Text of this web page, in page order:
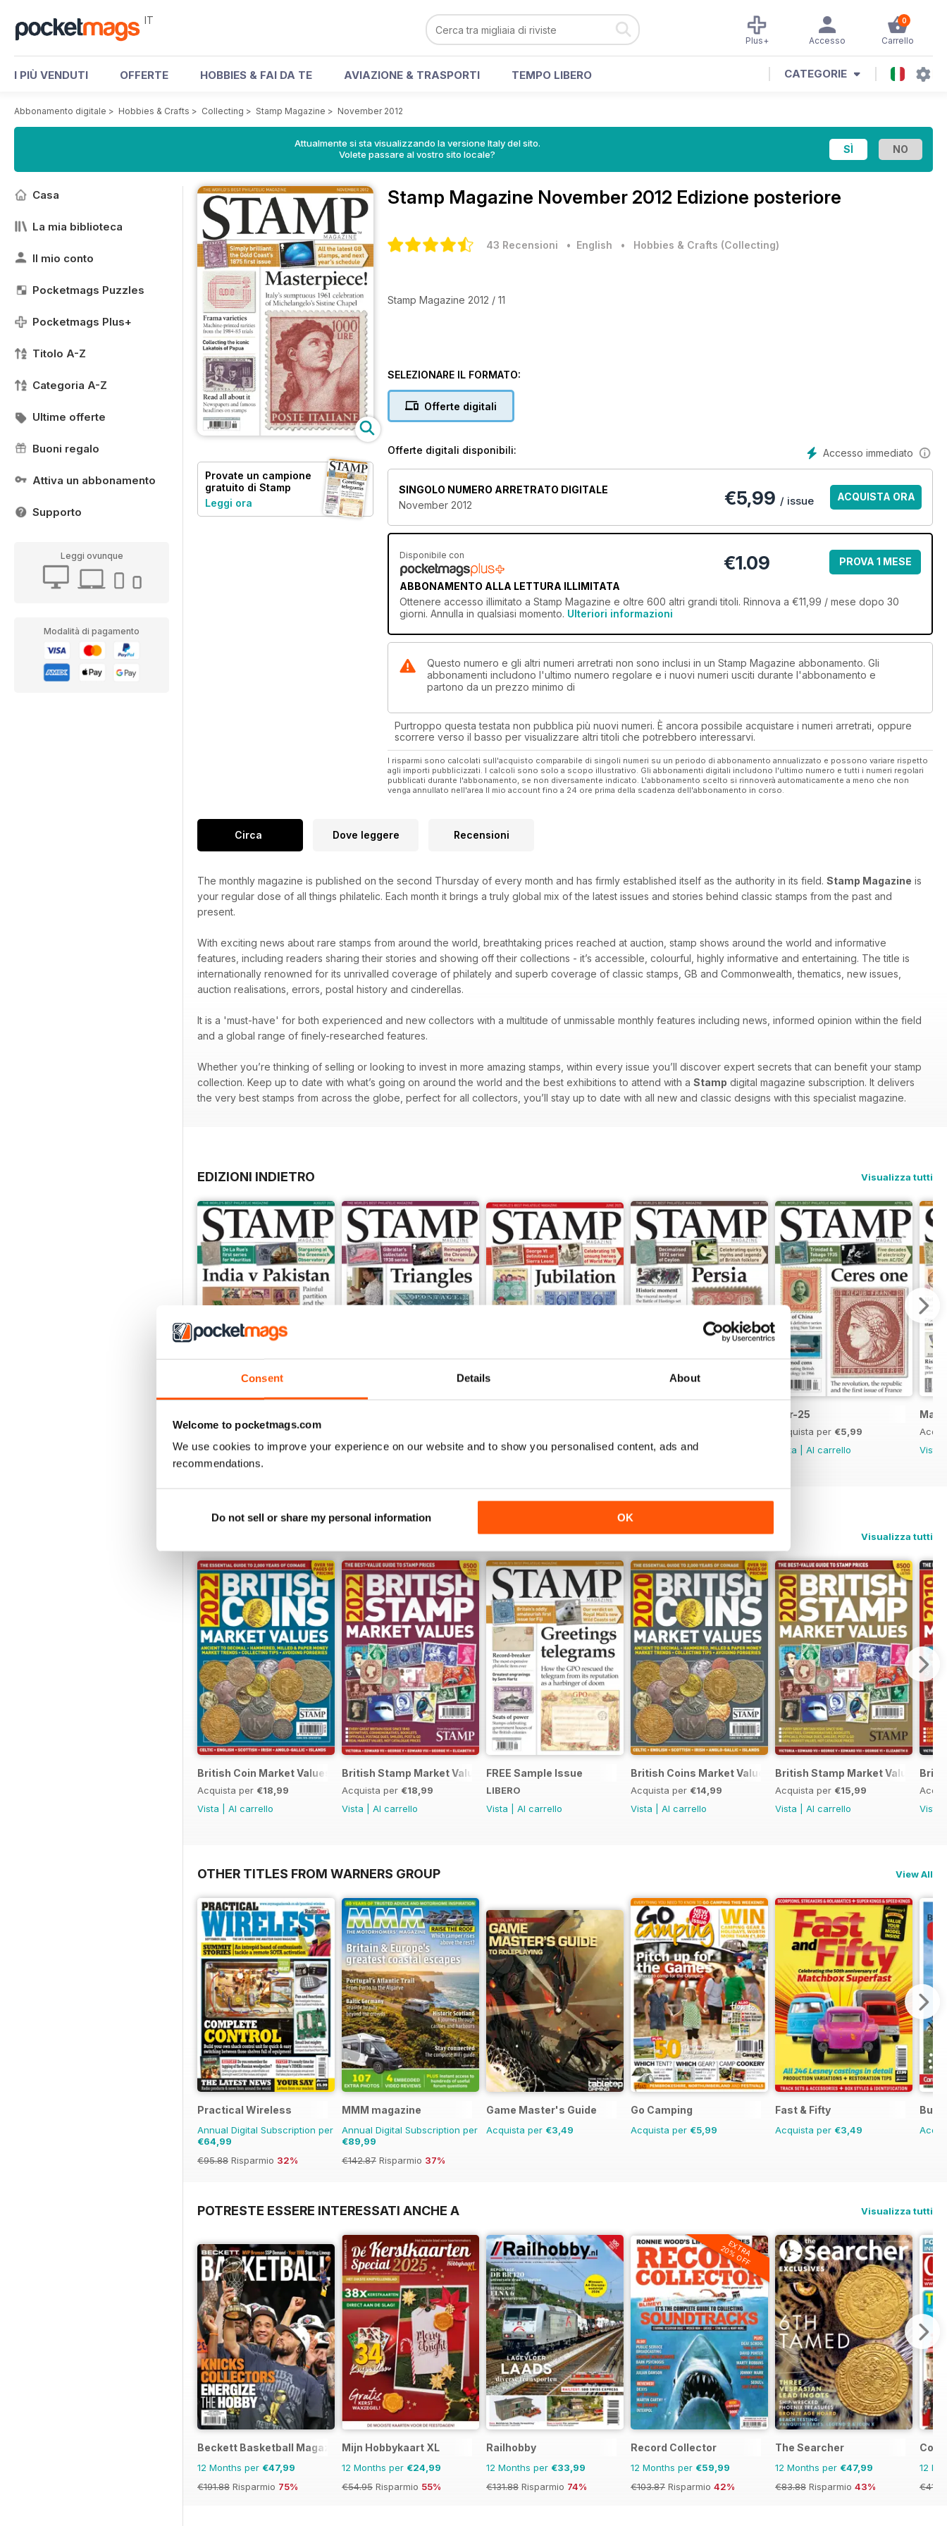
Consent Details About
Welcome to pocketmags.com
We use cookies to improve your experience on our website and to show you personalised content, ads and
recommendations.
Do not sell or share my personal information OK
IT 0
Carrello
Accesso
Plus+
I PIÙ VENDUTI OFFERTE HOBBIES & FAI DA TE AVIAZIONE & TRASPORTI TEMPO LIBERO CATEGORIE
Abbonamento digitale > Hobbies & Crafts > Collecting > Stamp Magazine > November 2012
Attualmente si sta visualizzando la versione Italy del sito.
Volete passare al vostro sito locale?
Casa
La mia biblioteca
Il mio conto
Pocketmags Puzzles
Pocketmags Plus+
Titolo A-Z
Categoria A-Z
Ultime offerte
Buoni regalo
Attiva un abbonamento
Supporto
Leggi ovunque
Modalità di pagamento
Provate un campione
gratuito di Stamp
Magazine
Leggi ora
Stamp Magazine November 2012 Edizione posteriore
43 Recensioni • English • Hobbies & Crafts (Collecting)
Stamp Magazine 2012 / 11
SELEZIONARE IL FORMATO:
Offerte digitali
Accesso immediato
Offerte digitali disponibili:
SINGOLO NUMERO ARRETRATO DIGITALE
November 2012
€5,99 / issue ACQUISTA ORA
Disponibile con
ABBONAMENTO ALLA LETTURA ILLIMITATA
€1.09 PROVA 1 MESE
Ottenere accesso illimitato a Stamp Magazine e oltre 600 altri grandi titoli. Rinnova a €11,99 / mese dopo 30
giorni. Annulla in qualsiasi momento. Ulteriori informazioni
Questo numero e gli altri numeri arretrati non sono inclusi in un Stamp Magazine abbonamento. Gli
abbonamenti includono l'ultimo numero regolare e i nuovi numeri usciti durante l'abbonamento e
partono da un prezzo minimo di
Purtroppo questa testata non pubblica più nuovi numeri. È ancora possibile acquistare i numeri arretrati, oppure
scorrere verso il basso per visualizzare altri titoli che potrebbero interessarvi.
I risparmi sono calcolati sull'acquisto comparabile di singoli numeri su un periodo di abbonamento annualizzato e possono variare rispetto
agli importi pubblicizzati. I calcoli sono solo a scopo illustrativo. Gli abbonamenti digitali includono l'ultimo numero e tutti i numeri regolari
pubblicati durante l'abbonamento, se non diversamente indicato. L'abbonamento scelto si rinnoverà automaticamente a meno che non
venga annullato nell'area Il mio account fino a 24 ore prima della scadenza dell'abbonamento in corso.
Circa Dove leggere Recensioni
The monthly magazine is published on the second Thursday of every month and has firmly established itself as the authority in its field. Stamp Magazine is
your regular dose of all things philatelic. Each month it brings a truly global mix of the latest issues and stories behind classic stamps from the past and
present.
With exciting news about rare stamps from around the world, breathtaking prices reached at auction, stamp shows around the world and informative
features, including readers sharing their stories and showing off their collections - it’s accessible, colourful, highly informative and entertaining. The title is
internationally renowned for its unrivalled coverage of philately and superb coverage of classic stamps, GB and Commonwealth, thematics, new issues,
auction realisations, errors, postal history and cinderellas.
It is a 'must-have' for both experienced and new collectors with a multitude of unmissable monthly features including news, informed opinion within the field
and a global range of finely-researched features.
Whether you’re thinking of selling or looking to invest in more amazing stamps, within every issue you’ll discover expert secrets that can benefit your stamp
collection. Keep up to date with what’s going on around the world and the best exhibitions to attend with a Stamp digital magazine subscription. It delivers
the very best stamps from across the globe, perfect for all collectors, you’ll stay up to date with all new and classic designs with this specialist magazine.
EDIZIONI INDIETRO Visualizza tutti
Acquista per€5,99
Vista|Al carrello
Vista|Al carrello
Vista|Al carrello
Vista|Al carrello
Apr-25
Acquista per €5,99
Vista
Al carrello
Mar-
Vista
Visualizza tutti
British Coin Market Values 2022
Acquista per €18,99
Vista
Al carrello
British Stamp Market Values 2022
Acquista per €18,99
Vista
Al carrello
FREE Sample Issue
LIBERO
Vista
Al carrello
British Coins Market Values 2020
Acquista per €14,99
Vista
Al carrello
British Stamp Market Values
Acquista per €15,99
Vista
Al carrello
Vista
OTHER TITLES FROM WARNERS GROUP View All
Practical Wireless
Annual Digital Subscription per
€64,99
€95.88 Risparmio 32%
MMM magazine
Annual Digital Subscription per
€89,99
€142.87 Risparmio 37%
Game Master's Guide
Acquista per €3,49
Go Camping
Acquista per €5,99
Fast & Fifty
Acquista per €3,49
POTRESTE ESSERE INTERESSATI ANCHE A Visualizza tutti
Beckett Basketball Magazine
12 Months per €47,99
€191.88 Risparmio 75%
Mijn Hobbykaart XL
12 Months per €24,99
€54.95 Risparmio 55%
Railhobby
12 Months per €33,99
€131.88 Risparmio 74%
EXTRA
20% OFF
Record Collector
12 Months per €59,99
€103.87 Risparmio 42%
The Searcher
12 Months per €47,99
€83.88 Risparmio 43%
12